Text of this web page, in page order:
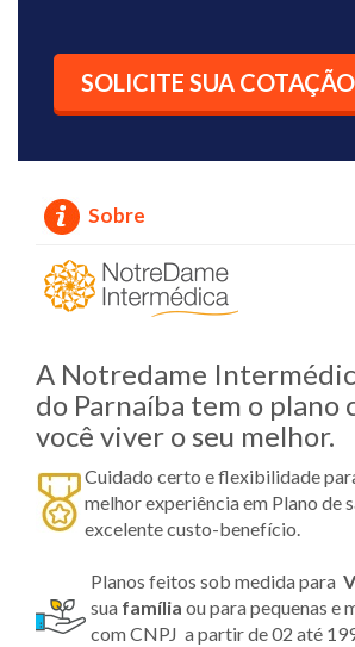
SOLICITE SUA
Sobre
A Notredame
do Parnaíba tem o plano
você viver o seu melhor.
Cuidado certo e flexibilidade
melhor experiência em Plano de
excelente custo-benefício.
Planos feitos sob medida para
sua família ou para pequenas e
com CNPJ a partir de 02 até